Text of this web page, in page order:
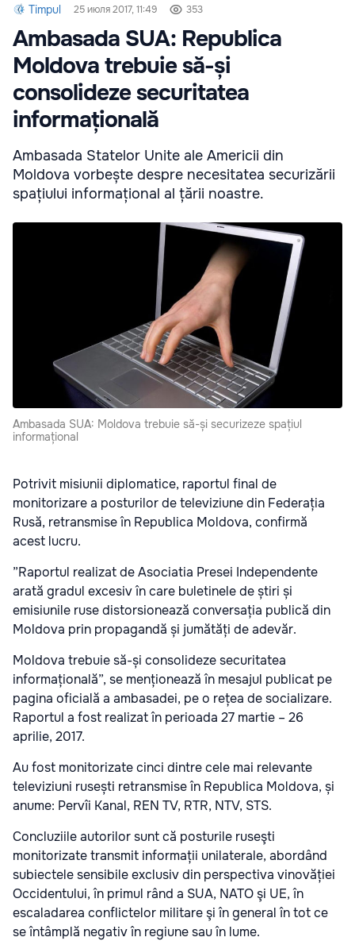
Timpul 25 июля 2017, 11:49 353
Ambasada SUA: Republica
Moldova trebuie să-și
consolideze securitatea
informațională
Ambasada Statelor Unite ale Americii din
Moldova vorbește despre necesitatea securizării
spațiului informațional al țării noastre.
Ambasada SUA: Moldova trebuie să-și securizeze spațiul
informațional
Potrivit misiunii diplomatice, raportul final de
monitorizare a posturilor de televiziune din Federația
Rusă, retransmise în Republica Moldova, confirmă
acest lucru.
”Raportul realizat de Asociatia Presei Independente
arată gradul excesiv în care buletinele de știri și
emisiunile ruse distorsionează conversația publică din
Moldova prin propagandă și jumătăți de adevăr.
Moldova trebuie să-și consolideze securitatea
informațională”, se menționează în mesajul publicat pe
pagina oficială a ambasadei, pe o rețea de socializare.
Raportul a fost realizat în perioada 27 martie – 26
aprilie, 2017.
Au fost monitorizate cinci dintre cele mai relevante
televiziuni rusești retransmise în Republica Moldova, și
anume: Pervîi Kanal, REN TV, RTR, NTV, STS.
Concluziile autorilor sunt că posturile ruseşti
monitorizate transmit informații unilaterale, abordând
subiectele sensibile exclusiv din perspectiva vinovăției
Occidentului, în primul rând a SUA, NATO şi UE, în
escaladarea conflictelor militare şi în general în tot ce
se întâmplă negativ în regiune sau în lume.